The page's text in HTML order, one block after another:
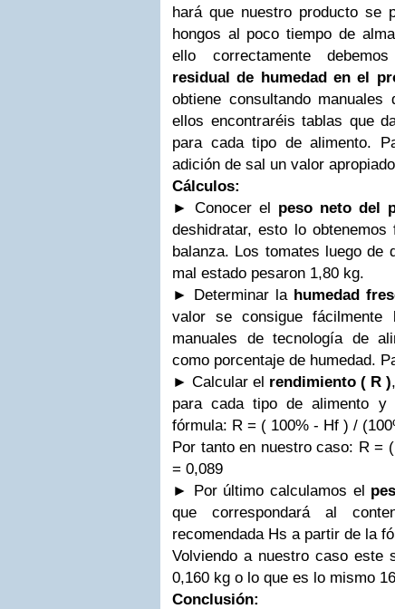
hará que nuestro producto se
hongos al poco tiempo de
ello correctamente
residual de humedad en el
obtiene consultando
ellos encontraréis tablas que
para cada tipo de alimento.
adición de sal un valor
Cálculos:
► Conocer el peso neto del
deshidratar, esto lo
balanza. Los tomates luego de
mal estado pesaron 1,80 kg.
► Determinar la humedad
valor se consigue fácilmente
manuales de tecnología de
como porcentaje de humedad.
► Calcular el rendimiento ( R )
para cada tipo de alimento y
fórmula: R = ( 100% - Hf ) /
Por tanto en nuestro caso: R =
= 0,089
► Por último calculamos el
que correspondará al
recomendada Hs a partir de la
Volviendo a nuestro caso
0,160 kg o lo que es lo mismo
Conclusión: